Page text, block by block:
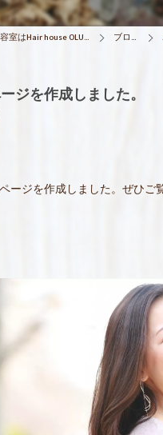
倉敷市の美容室はHair house OLU OLU ブログ
ジを作成しました。
ージを作成しました。ぜひご